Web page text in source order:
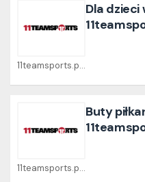
11teamsports.pl Coupons
Dla
11teamsports.pl Coupons
Buty